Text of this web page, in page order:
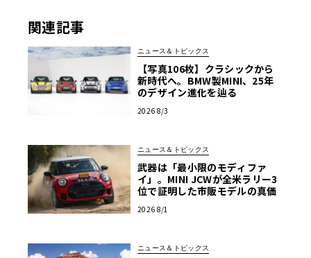
関連記事
ニュース＆トピックス
【写真106枚】クラシックから
新時代へ。BMW製MINI、25年
のデザイン進化を辿る
2026 8/3
ニュース＆トピックス
武器は「最小限のモディファ
イ」。MINI JCWが全米ラリー3
位で証明した市販モデルの真価
2026 8/1
ニュース＆トピックス